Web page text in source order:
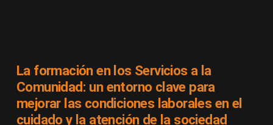
La formación en los Servicios a la
Comunidad: un entorno clave para
mejorar las condiciones laborales en el
cuidado y la atención de la sociedad